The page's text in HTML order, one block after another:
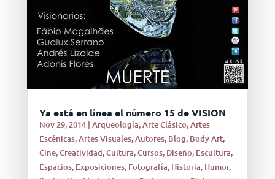
Ya está en línea el número 15 de VISION
Nov 29, 2014| Arqueología,Arte Clásico,Artes
Escénicas,Artes Visuales,Autores, Blog, Body Art,
Cine,Creatividad,Cultura,Cursos, Diseño, Escultura,
Espacios, Exposiciones, Fotografía, Historia, Humor,